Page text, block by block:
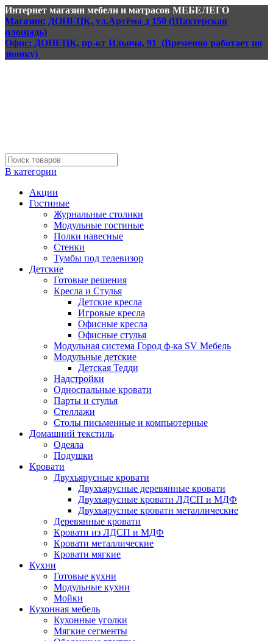
Интернет магазин мебели и матрасов МЕБЕЛЕГО
Магазин: ДОНЕЦК, ул.Артёма д 150 (Шахтерская
площадь)
Офис: ДОНЕЦК, пр-кт Ильича, 91 (Временно работает по
звонку)
В категории
Акции
Гостиные
Журнальные столики
Модульные гостиные
Полки навесные
Стенки
Тумбы под телевизор
Детские
Готовые решения
Кресла и Стулья
Детские кресла
Игровые кресла
Офисные кресла
Офисные стулья
Модульная система Город ф-ка SV Мебель
Модульные детские
Детская Тедди
Надстройки
Односпальные кровати
Парты и стулья
Стеллажи
Столы письменные и компьютерные
Домашний текстиль
Одеяла
Подушки
Кровати
Двухъярусные кровати
Двухъярусные деревянные кровати
Двухъярусные кровати ЛДСП и МДФ
Двухъярусные кровати металлические
Деревянные кровати
Кровати из ЛДСП и МДФ
Кровати металлические
Кровати мягкие
Кухни
Готовые кухни
Модульные кухни
Мойки
Кухонная мебель
Кухонные уголки
Мягкие сегменты